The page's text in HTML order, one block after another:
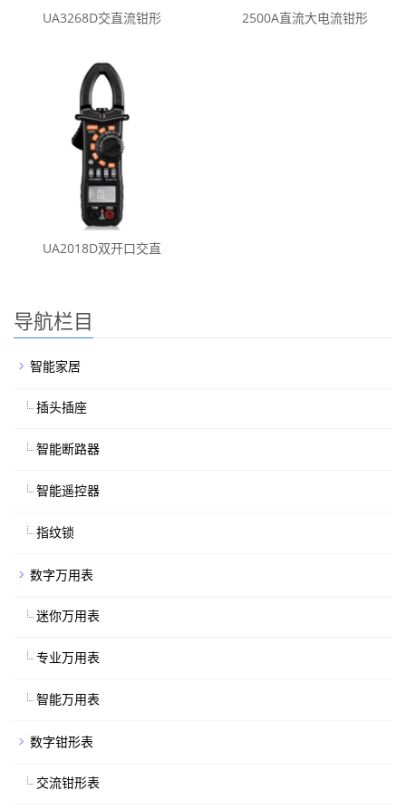
UA3268D交直流钳形 2500A直流大电流钳形
UA2018D双开口交直
导航栏目
智能家居
插头插座
智能断路器
智能遥控器
指纹锁
数字万用表
迷你万用表
专业万用表
智能万用表
数字钳形表
交流钳形表